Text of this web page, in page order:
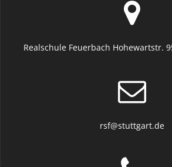
Realschule Feuerbach Hohewartstr.
rsf@stuttgart.de